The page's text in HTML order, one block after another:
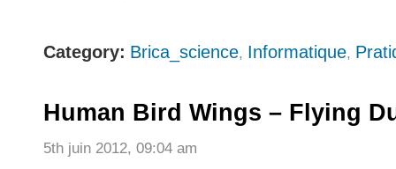
Category: Brica_science, Informatique,
Human Bird Wings – Flying
5th juin 2012, 09:04 am